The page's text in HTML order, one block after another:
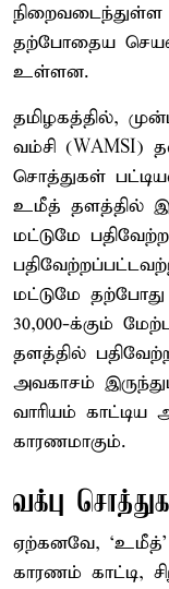
நிறைவடைந்துள்ள
தற்போதைய
உள்ளன.
தமிழகத்தில்,
வம்சி (WAMSI)
சொத்துகள்
உமீத் தளத்தில்
மட்டுமே
மட்டுமே
30,000-க்கும்
தளத்தில்
அவகாசம்
வாரியம்
காரணமாகும்.
வக்பு
ஏற்கனவே,
காரணம் காட்டி,